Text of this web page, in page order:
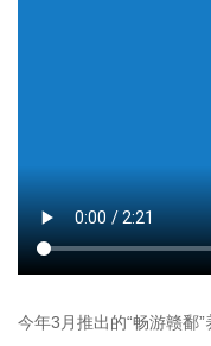
今年3月推出的“畅游赣鄱